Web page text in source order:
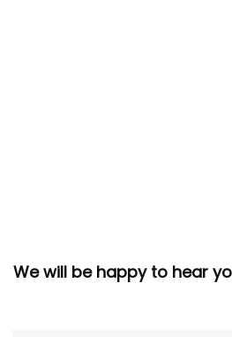
We will be happy to hear